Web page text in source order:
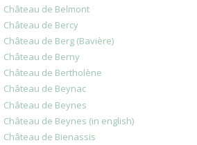
Château de Belmont
Château de Bercy
Château de Berg (Bavière)
Château de Berny
Château de Bertholène
Château de Beynac
Château de Beynes
Château de Beynes (in english)
Château de Bienassis